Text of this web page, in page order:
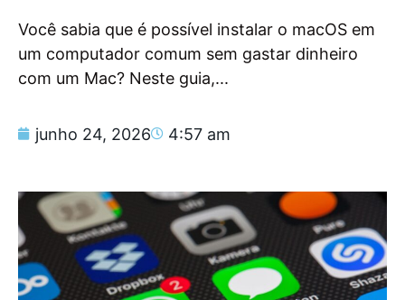
Você sabia que é possível instalar o macOS em
um computador comum sem gastar dinheiro
com um Mac? Neste guia,...
junho 24, 2026 4:57 am